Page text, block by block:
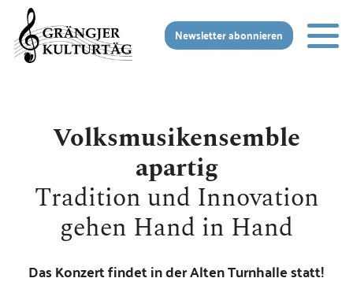
Zur Startseite
Zur mobilen Navigation
Zur Suche
Zum Hauptinhalt
Zum Fussbereich
Newsletter abonnieren
Volksmusikensemble
apartig
Tradition und Innovation
gehen Hand in Hand
Das Konzert findet in der Alten Turnhalle statt!